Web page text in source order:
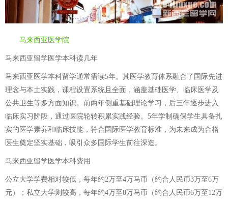
马来西亚医学院
马来西亚留学医学本科读几年
马来西亚医学本科留学通常需读5年。其医学教育体系融合了国际先进
理念与本土实践，课程设置系统且全面，涵盖基础医学、临床医学及
公共卫生等多方面知识。前两年侧重基础理论学习，后三年逐步进入
临床实习阶段，通过医院轮转积累实践经验。5年学制确保学生具备扎
实的医学素养和临床技能，符合国际医学教育标准，为未来成为合格
医生奠定坚实基础，吸引众多国际学生前往深造。
马来西亚留学医学本科费用
公立大学学费相对较低，每年约2万至4万马币（约合人民币3万至6万
元）；私立大学则较高，每年约4万至8万马币（约合人民币6万至12万